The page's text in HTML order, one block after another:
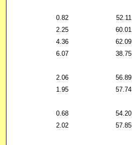
0.82 52.11
2.25 60.01
4.36 62.09
6.07 38.75
2.06 56.89
1.95 57.74
0.68 54.20
2.02 57.85